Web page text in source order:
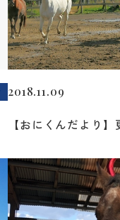
2018.11.09
【おにくんだより